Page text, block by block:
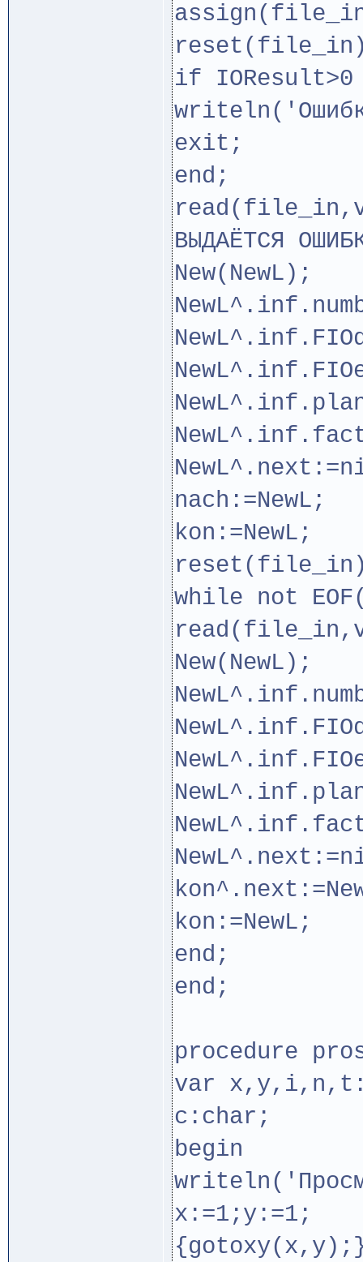
if IOResult>0
exit;
end;
ВЫДАЁТСЯ
New(NewL);
nach:=NewL;
kon:=NewL;
while not
New(NewL);
kon:=NewL;
end;
end;
procedure
var
c:char;
begin
x:=1;y:=1;